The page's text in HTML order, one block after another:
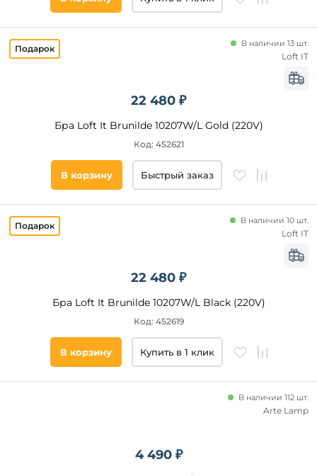
22 480 ₽
Бра Loft It Brunilde 10207W/L Gold (220V)
В наличии 13 шт.
Код: 452621
Loft IT
В корзину Быстрый заказ
22 480 ₽
Бра Loft It Brunilde 10207W/L Black (220V)
В наличии 10 шт.
Код: 452619
Loft IT
В корзину Купить в 1 клик
4 490 ₽
В наличии 112 шт.
Arte Lamp